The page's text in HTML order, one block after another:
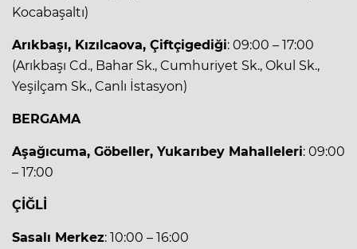
Kocabaşaltı)
Arıkbaşı, Kızılcaova, Çiftçigediği: 09:00 – 17:00
(Arıkbaşı Cd., Bahar Sk., Cumhuriyet Sk., Okul Sk.,
Yeşilçam Sk., Canlı İstasyon)
BERGAMA
Aşağıcuma, Göbeller, Yukarıbey Mahalleleri: 09:00
– 17:00
ÇİĞLİ
Sasalı Merkez: 10:00 – 16:00